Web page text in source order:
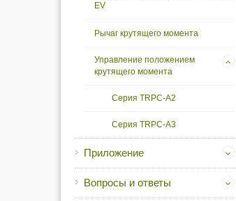
EV
Рычаг крутящего момента
Управление положением
крутящего момента
Серия TRPC-A2
Серия TRPC-A3
Приложение
Вопросы и ответы